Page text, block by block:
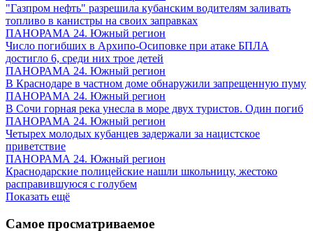
"Газпром нефть" разрешила кубанским водителям заливать
топливо в канистры на своих заправках
ПАНОРАМА 24. Южный регион
Число погибших в Архипо-Осиповке при атаке БПЛА
достигло 6, среди них трое детей
ПАНОРАМА 24. Южный регион
В Краснодаре в частном доме обнаружили запрещенную пуму
ПАНОРАМА 24. Южный регион
В Сочи горная река унесла в море двух туристов. Один погиб
ПАНОРАМА 24. Южный регион
Четырех молодых кубанцев задержали за нацистское
приветствие
ПАНОРАМА 24. Южный регион
Краснодарские полицейские нашли школьницу, жестоко
расправившуюся с голубем
Показать ещё
Самое просматриваемое